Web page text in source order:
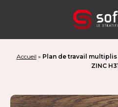
Accueil » Plan de travail multiplis
ZINC